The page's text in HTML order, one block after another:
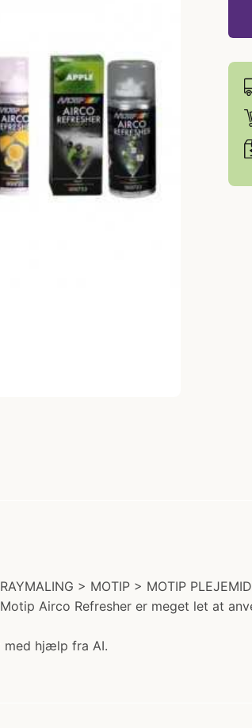
> MOTIP > MOTIP
Airco Refresher er meget let at
med hjælp fra AI.